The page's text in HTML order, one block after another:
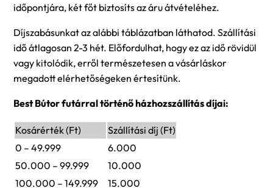
időpontjára, két főt biztosíts az áru átvételéhez.
Díjszabásunkat az alábbi táblázatban láthatod. Szállítási
idő átlagosan 2-3 hét. Előfordulhat, hogy ez az idő rövidül
vagy kitolódik, erről természetesen a vásárláskor
megadott elérhetőségeken értesítünk.
Best Bútor futárral történő házhozszállítás díjai:
Kosárérték (Ft)
Szállítási díj (Ft)
0 – 49.999
6.000
50.000 – 99.999
10.000
100.000 – 149.999
15.000